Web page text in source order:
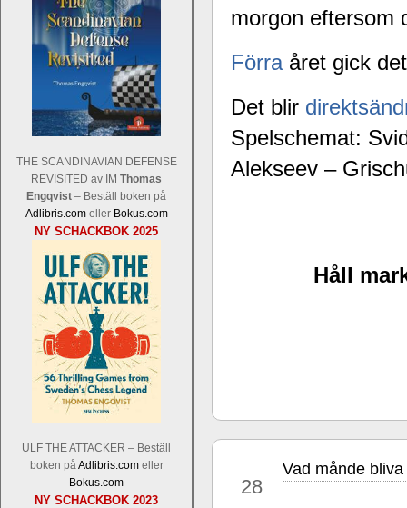
THE SCANDINAVIAN DEFENSE
REVISITED av IM Thomas
Engqvist – Beställ boken på
Adlibris.comeller Bokus.com
NY SCHACKBOK 2025
ULF THE ATTACKER – Beställ
boken påAdlibris.comeller
Bokus.com
NY SCHACKBOK 2023
Schacksnack har inlett det nya
högerspalten nedan.
den starkaste i U.S.A, spelas
Levon Aronian-Maxime Vachier-
morgon eftersom
Förraåret gick
Det blir
Spelschemat:
Alekseev –
Håll
28
Vad månde